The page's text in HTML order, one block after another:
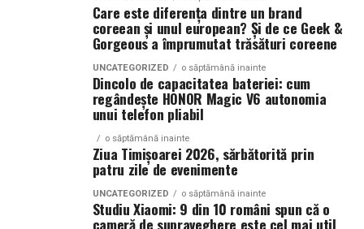
îmbunătățirea performanței generale a strategiei de
O strategie digitală eficientă presupune colaborarea
dintre toate componentele importante: website, SEO,
conținut, promovare și analiză de date. Atunci când
aceste elemente sunt integrate corect, rezultatele devin
mai stabile și mai predictibile.
Pe termen lung, beneficiile sunt evidente. Crește
numărul de clienți, se consolidează reputația brandului
și se dezvoltă relații mai puternice cu publicul. În plus,
Parfumul este construit în jurul lime-ului peruvian,
completat de un acord de lenjerie proaspăt spălată și
Akigalawood, o notă lemnoasă modernă care oferă
profunzime și persistență. Rezultatul este un parfum
vibrant, contemporan și ușor de purtat în orice moment
Tropic Thunder– vacanța într-o sticlă
Pentru cei care preferă parfumurile mai calde și
senzuale, Tropic Thunder propune o atmosferă complet
Care este diferența dintre un brand
coreean și unul european? Și de ce Geek &
Gorgeous a împrumutat trăsături coreene
UNCATEGORIZED o săptămână inainte
Dincolo de capacitatea bateriei: cum
regândește HONOR Magic V6 autonomia
unui telefon pliabil
o săptămână inainte
Ziua Timișoarei 2026, sărbătorită prin
patru zile de evenimente
UNCATEGORIZED o săptămână inainte
Studiu Xiaomi: 9 din 10 români spun că o
cameră de supraveghere este cel mai util